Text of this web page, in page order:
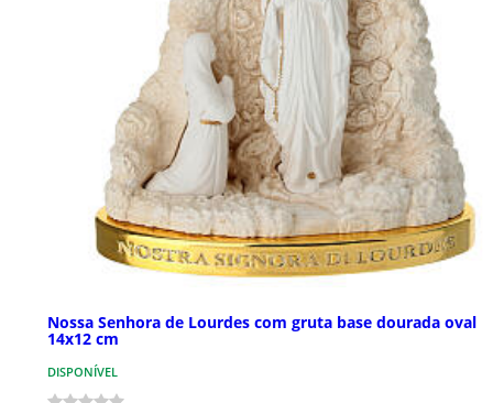
Nossa Senhora de Lourdes com gruta base dourada oval
14x12 cm
DISPONÍVEL